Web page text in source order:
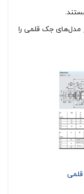
مدل‌های جک قلمی را